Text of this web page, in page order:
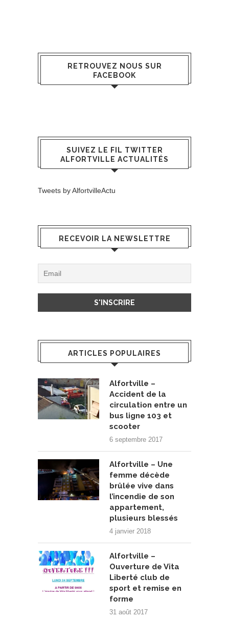
RETROUVEZ NOUS SUR
FACEBOOK
SUIVEZ LE FIL TWITTER
ALFORTVILLE ACTUALITÉS
Tweets by AlfortvilleActu
RECEVOIR LA NEWSLETTRE
ARTICLES POPULAIRES
Alfortville –
Accident de la
circulation entre un
bus ligne 103 et
scooter
6 septembre 2017
Alfortville – Une
femme décède
brûlée vive dans
l’incendie de son
appartement,
plusieurs blessés
4 janvier 2018
Alfortville –
Ouverture de Vita
Liberté club de
sport et remise en
forme
31 août 2017